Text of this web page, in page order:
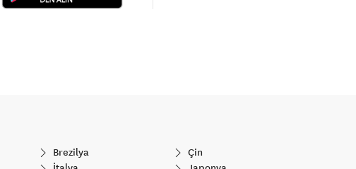
Brezilya
Çin